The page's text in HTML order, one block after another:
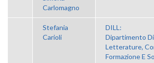
Carlomagno
Stefania
Carioli
DILL:
Dipartimento
Letterature,
Formazione E